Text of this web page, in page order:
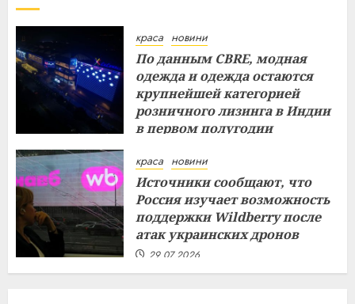
краса новини
По данным CBRE, модная
одежда и одежда остаются
крупнейшей категорией
розничного лизинга в Индии
в первом полугодии
краса новини
Источники сообщают, что
Россия изучает возможность
поддержки Wildberry после
атак украинских дронов
29.07.2026